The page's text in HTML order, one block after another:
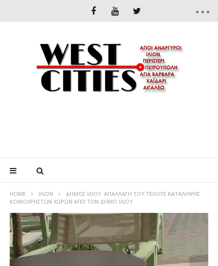
HOME ΊΛΙΟΝ
ΔΗΜΟΣ ΙΛΙΟΥ: ΑΠΑΛΛΑΓΗ ΤΟΥ ΤΕΛΟΥΣ ΚΑΤΑΛΗΨΗΣ
ΚΟΙΝΟΧΡΗΣΤΩΝ ΧΩΡΩΝ ΑΠΟ ΤΟΝ ΔΗΜΟ ΙΛΙΟΥ